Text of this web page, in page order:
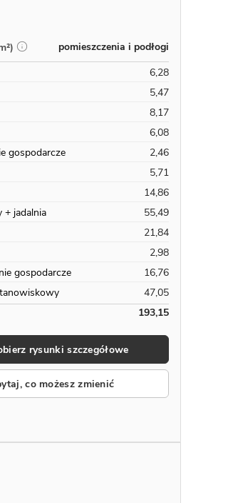
pomieszczenia i podłogi
6,28
5,47
8,17
6,08
gospodarcze
2,46
5,71
14,86
+ jadalnia
55,49
21,84
2,98
gospodarcze
16,76
47,05
193,15
rysunki szczegółowe
co możesz zmienić